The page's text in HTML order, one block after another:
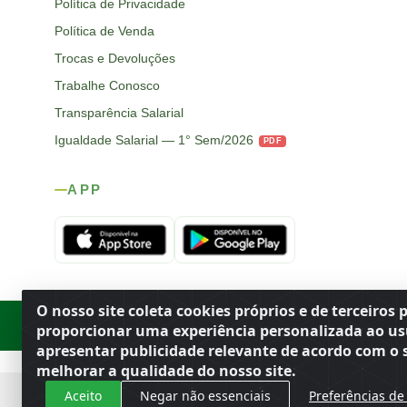
O nosso site coleta cookies próprios e de terceiros
proporcionar uma experiência personalizada ao
apresentar publicidade relevante de acordo com o
melhorar a qualidade do nosso site.
Aceito Negar não essenciais Preferências de
Política de Privacidade
Política de Venda
Trocas e Devoluções
Trabalhe Conosco
Transparência Salarial
Igualdade Salarial — 1° Sem/2026
PDF
APP
Rod. SP-215, s/n, km 98 — Área Rural Porto Ferreira/ ·